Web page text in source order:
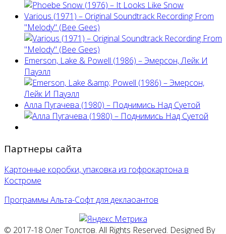
Various (1971) – Original Soundtrack Recording From
"Melody" (Bee Gees)
Emerson, Lake & Powell (1986) ‎– Эмерсон, Лейк И
Пауэлл
Алла Пугачева (1980) – Поднимись Над Суетой
Партнеры сайта
Картонные коробки, упаковка из гофрокартона в
Костроме
Программы Альта-Софт для деклаоантов
© 2017-18 Олег Толстов. All Rights Reserved. Designed By